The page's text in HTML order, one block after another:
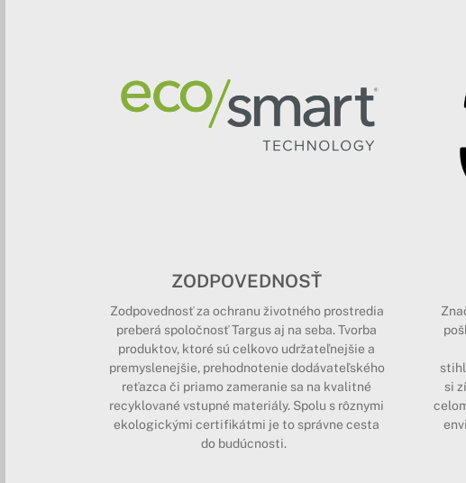
ZODPOVEDNOSŤ
Zodpovednosť za ochranu životného prostredia
preberá spoločnosť Targus aj na seba. Tvorba
produktov, ktoré sú celkovo udržateľnejšie a
premyslenejšie, prehodnotenie dodávateľského
reťazca či priamo zameranie sa na kvalitné
recyklované vstupné materiály. Spolu s rôznymi
ekologickými certifikátmi je to správne cesta
do budúcnosti.
si